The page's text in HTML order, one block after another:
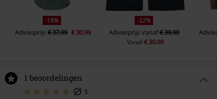
-18%
Adviesprijs€ 37,99 € 30,99
-22%
AdviesprijsVanaf€ 39,90
Vanaf€ 30,99
1 beoordelingen
5